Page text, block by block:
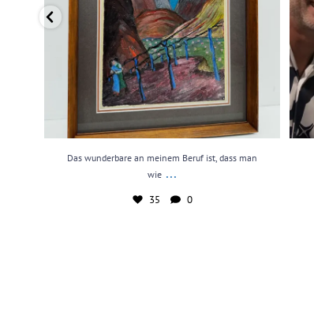
Das wunderbare an meinem Beruf ist, dass man
wie ...
35 0